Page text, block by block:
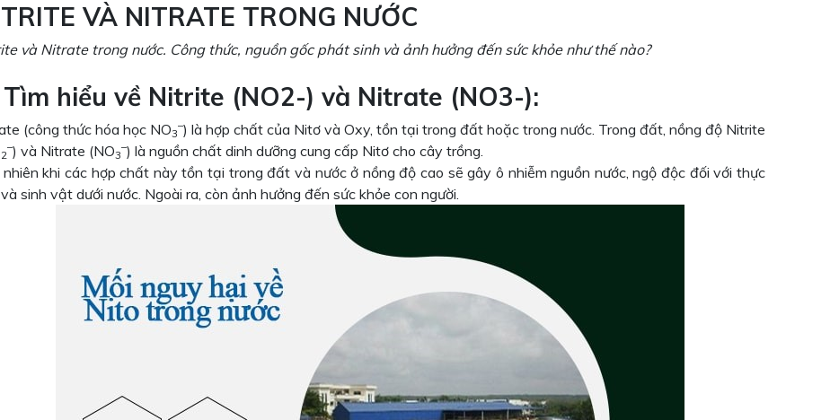
VÀ NITRATE TRONG NƯỚC
và Nitrate trong nước. Công thức, nguồn gốc phát sinh và ảnh hưởng đến sức khỏe như thế nào?
Tìm hiểu về Nitrite (NO2-) và Nitrate (NO3-):
(công thức hóa học NO3
–) là hợp chất của Nitơ và Oxy, tồn tại trong đất hoặc trong nước. Trong đất, nồng độ Nitrite
2
–) và Nitrate (NO3
–) là nguồn chất dinh dưỡng cung cấp Nitơ cho cây trồng.
nhiên khi các hợp chất này tồn tại trong đất và nước ở nồng độ cao sẽ gây ô nhiễm nguồn nước, ngộ độc đối với thực
sinh vật dưới nước. Ngoài ra, còn ảnh hưởng đến sức khỏe con người.